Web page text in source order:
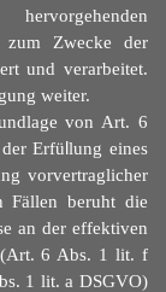
zum Zwecke der
und verarbeitet.
weiter.
von Art. 6
Erfü llung eines
vorvertraglicher
Fällen beruht die
an der effektiven
(Art. 6 Abs. 1 lit. f
1 lit. a DSGVO)